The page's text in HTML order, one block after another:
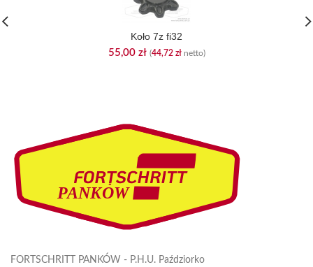
Koło 7z fi32
55,00 zł (44,72 złnetto)
FORTSCHRITT PANKÓW - P.H.U. Paździorko